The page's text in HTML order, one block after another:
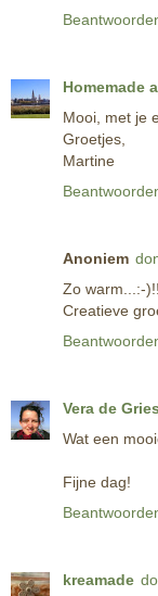
Homemade
Mooi, met je
Groetjes,
Martine
Anoniem
Zo warm...:-
Creatieve
Vera de Gries
Wat een
Fijne dag!
kreamade